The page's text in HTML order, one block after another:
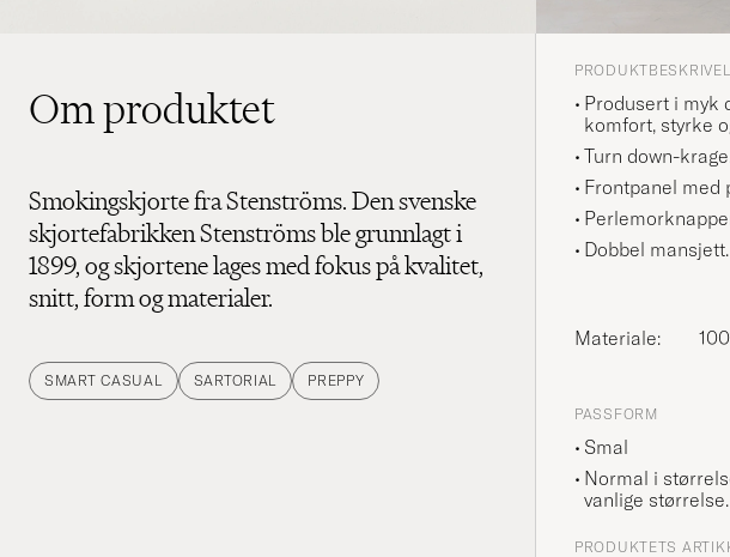
Om produktet
Smokingskjorte fra Stenströms. Den svenske
skjortefabrikken Stenströms ble grunnlagt i
1899, og skjortene lages med fokus på kvalitet,
snitt, form og materialer.
SMART CASUAL SARTORIAL PREPPY
Produsert i myk
komfort, styrke
Turn down-
Frontpanel med
Dobbel mansjett.
Materiale:
PASSFORM
Smal
Normal i
vanlige størrelse.
PRODUKTETS